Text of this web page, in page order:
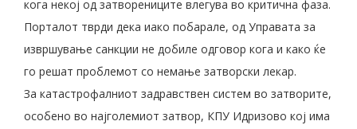
кога некој од затворениците влегува во критична фаза.
Порталот тврди дека иако побарале, од Управата за
извршување санкции не добиле одговор кога и како ќе
го решат проблемот со немање затворски лекар.
За катастрофалниот задравствен систем во затворите,
особено во најголемиот затвор, КПУ Идризово кој има